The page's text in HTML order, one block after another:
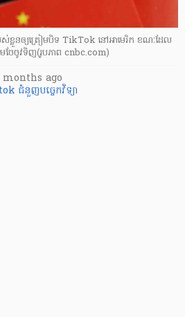
ស់ខ្លួនឲ្យត្រៀមបិទ TikTok នៅអាមេរិក ខណៈដែល
ែចូវទិញ(រូបភាព cnbc.com)
months ago
ជំនួញបច្ចេកវិទ្យា